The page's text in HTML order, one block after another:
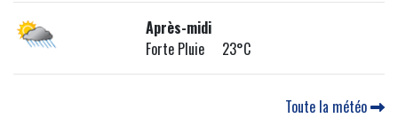
Après-midi
Forte Pluie 23°C
Toute la météo